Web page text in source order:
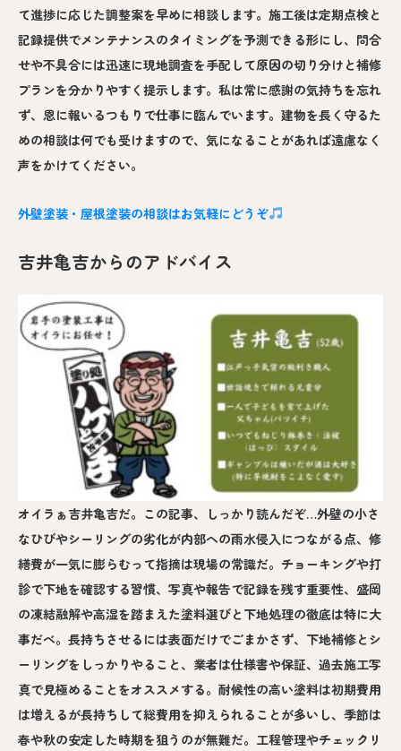
て進捗に応じた調整案を早めに相談します。施工後は定期点検と
記録提供でメンテナンスのタイミングを予測できる形にし、問合
せや不具合には迅速に現地調査を手配して原因の切り分けと補修
プランを分かりやすく提示します。私は常に感謝の気持ちを忘れ
ず、恩に報いるつもりで仕事に臨んでいます。建物を長く守るた
めの相談は何でも受けますので、気になることがあれば遠慮なく
声をかけてください。
外壁塗装・屋根塗装の相談はお気軽にどうぞ
吉井亀吉からのアドバイス
オイラぁ吉井亀吉だ。この記事、しっかり読んだぞ…外壁の小さ
なひびやシーリングの劣化が内部への雨水侵入につながる点、修
繕費が一気に膨らむって指摘は現場の常識だ。チョーキングや打
診で下地を確認する習慣、写真や報告で記録を残す重要性、盛岡
の凍結融解や高湿を踏まえた塗料選びと下地処理の徹底は特に大
事だべ。長持ちさせるには表面だけでごまかさず、下地補修とシ
ーリングをしっかりやること、業者は仕様書や保証、過去施工写
真で見極めることをオススメする。耐候性の高い塗料は初期費用
は増えるが長持ちして総費用を抑えられることが多いし、季節は
春や秋の安定した時期を狙うのが無難だ。工程管理やチェックリ